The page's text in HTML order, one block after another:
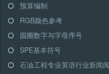
预算编制
RGB颜色参考
圆圈数字与字母序号
SPE基本符号
石油工程专业英语行业新闻阅